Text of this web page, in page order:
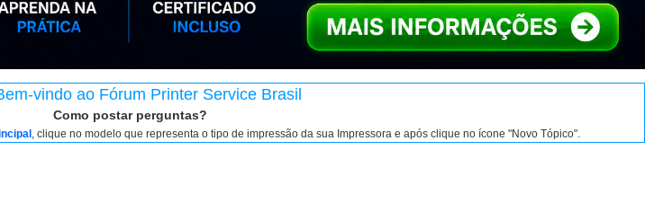
vindo ao Fórum Printer Service Brasil
Como postar perguntas?
, clique no modelo que representa o tipo de impressão da sua Impressora e após clique no ícone "Novo Tópico".